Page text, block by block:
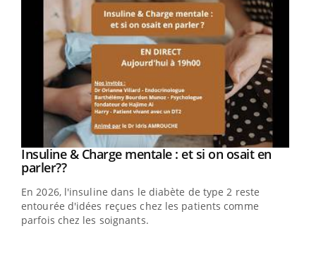
Youtube
Insuline & Charge mentale : et si on osait en
parler??Youtube
En 2026, l'insuline dans le diabète de type 2 reste
entourée d'idées reçues chez les patients comme
parfois chez les soignants.